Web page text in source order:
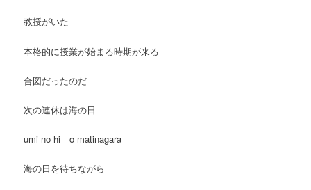
教授がいた
本格的に授業が始まる時期が来る
合図だったのだ
次の連休は海の日
umi no hi o matinagara
海の日を待ちながら